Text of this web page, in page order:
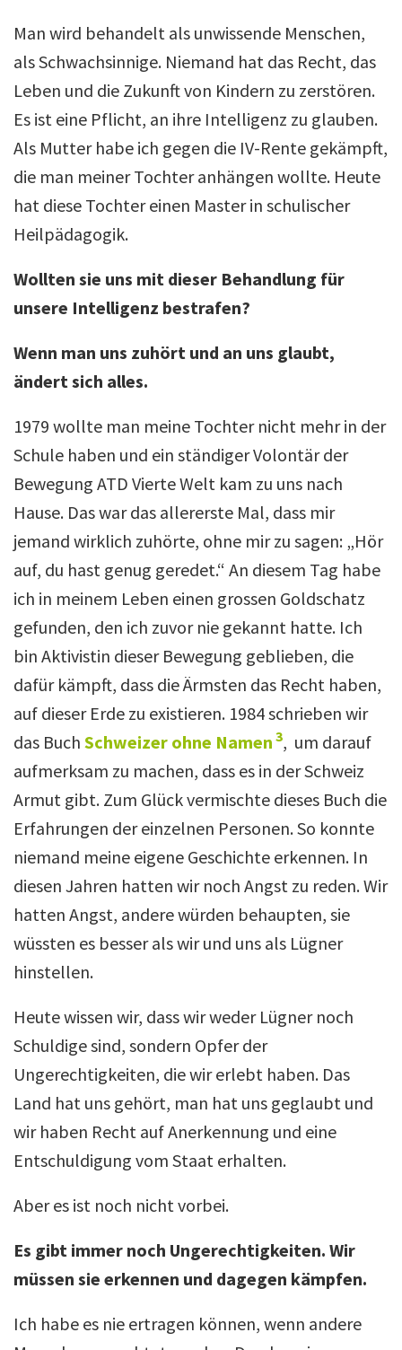
Man wird behandelt als unwissende Menschen,
als Schwachsinnige. Niemand hat das Recht, das
Leben und die Zukunft von Kindern zu zerstören.
Es ist eine Pflicht, an ihre Intelligenz zu glauben.
Als Mutter habe ich gegen die IV-Rente gekämpft,
die man meiner Tochter anhängen wollte. Heute
hat diese Tochter einen Master in schulischer
Heilpädagogik.
Wollten sie uns mit dieser Behandlung für
unsere Intelligenz bestrafen?
Wenn man uns zuhört und an uns glaubt,
ändert sich alles.
1979 wollte man meine Tochter nicht mehr in der
Schule haben und ein ständiger Volontär der
Bewegung ATD Vierte Welt kam zu uns nach
Hause. Das war das allererste Mal, dass mir
jemand wirklich zuhörte, ohne mir zu sagen: „Hör
auf, du hast genug geredet.“ An diesem Tag habe
ich in meinem Leben einen grossen Goldschatz
gefunden, den ich zuvor nie gekannt hatte. Ich
bin Aktivistin dieser Bewegung geblieben, die
dafür kämpft, dass die Ärmsten das Recht haben,
auf dieser Erde zu existieren. 1984 schrieben wir
das Buch Schweizer ohne Namen 3, um darauf
aufmerksam zu machen, dass es in der Schweiz
Armut gibt. Zum Glück vermischte dieses Buch die
Erfahrungen der einzelnen Personen. So konnte
niemand meine eigene Geschichte erkennen. In
diesen Jahren hatten wir noch Angst zu reden. Wir
hatten Angst, andere würden behaupten, sie
wüssten es besser als wir und uns als Lügner
hinstellen.
Heute wissen wir, dass wir weder Lügner noch
Schuldige sind, sondern Opfer der
Ungerechtigkeiten, die wir erlebt haben. Das
Land hat uns gehört, man hat uns geglaubt und
wir haben Recht auf Anerkennung und eine
Entschuldigung vom Staat erhalten.
Aber es ist noch nicht vorbei.
Es gibt immer noch Ungerechtigkeiten. Wir
müssen sie erkennen und dagegen kämpfen.
Ich habe es nie ertragen können, wenn andere